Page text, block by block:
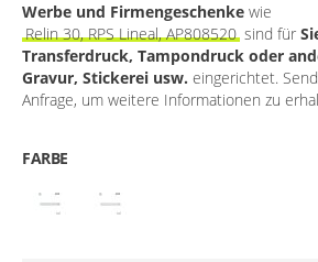
Werbe und Firmengeschenke wie
Relin 30, RPS Lineal, AP808520 sind für
Transferdruck, Tampondruck oder
Gravur, Stickerei usw. eingerichtet.
Anfrage, um weitere Informationen zu
FARBE